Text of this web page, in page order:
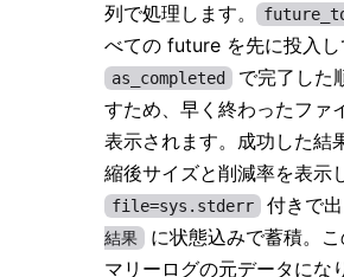
列で処理します。
べての future を先に投入し
as_completed
で完了した
すため、早く終わったファ
表示されます。成功した
縮後サイズと削減率を表示
file=sys.stderr 付きで出
結果
に状態込みで蓄積。
マリーログの元データにな